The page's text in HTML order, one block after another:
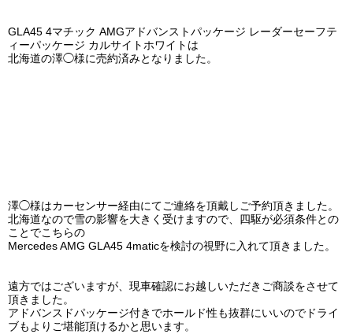
GLA45 4マチック AMGアドバンストパッケージ レーダーセーフテ
ィーパッケージ カルサイトホワイトは
北海道の澤◯様に売約済みとなりました。
澤◯様はカーセンサー経由にてご連絡を頂戴しご予約頂きました。
北海道なので雪の影響を大きく受けますので、四駆が必須条件との
ことでこちらの
Mercedes AMG GLA45 4maticを検討の視野に入れて頂きました。
遠方ではございますが、現車確認にお越しいただきご商談をさせて
頂きました。
アドバンスドパッケージ付きでホールド性も抜群にいいのでドライ
ブもよりご堪能頂けるかと思います。